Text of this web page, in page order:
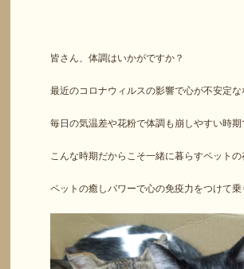
皆さん、体調はいかがですか？
最近のコロナウィルスの影響で心が不安定な
毎日の気温差や花粉で体調も崩しやすい時期
こんな時期だからこそ一緒に暮らすペット
ペットの癒しパワーで心の免疫力をつけて乗